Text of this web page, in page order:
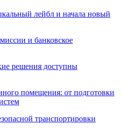
лейбл и начала новый
и банковское
решения доступны
помещения: от подготовки
транспортировки